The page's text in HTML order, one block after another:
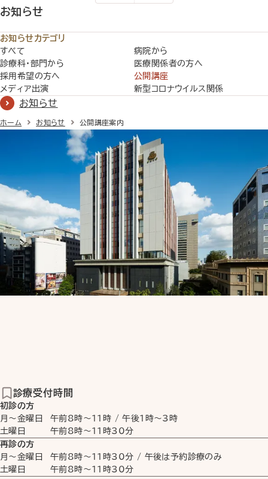
お知らせ
お知らせカテゴリ
すべて
病院から
診療科・部門から
医療関係者の方へ
採用希望の方へ
公開講座
メディア出演
新型コロナウイルス関係
お知らせ
ホーム お知らせ 公開講座案内
診療受付時間
初診の方
月〜金曜日
午前8時〜11時 /午後1時〜3時
土曜日
午前8時〜11時30分
再診の方
月〜金曜日
午前8時〜11時30分 / 午後は予約診療のみ
土曜日
午前8時〜11時30分